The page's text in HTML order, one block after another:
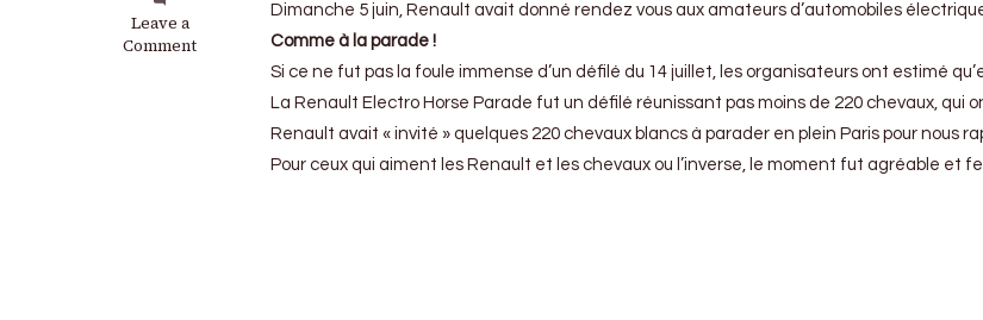
Leave a
Comment
on
Renault
Dimanche 5 juin, Renault avait donné rendez vous aux amateurs d’automobiles
Comme à la parade !
Si ce ne fut pas la foule immense d’un défilé du 14 juillet, les organisateurs ont estimé
La Renault Electro Horse Parade fut un défilé réunissant pas moins de 220 chevaux,
Renault avait « invité » quelques 220 chevaux blancs à parader en plein Paris pour
Pour ceux qui aiment les Renault et les chevaux ou l’inverse, le moment fut agréable et